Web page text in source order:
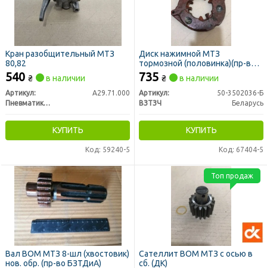
Кран разобщительный МТЗ
80,82
540 ₴ в наличии
Артикул:
А29.71.000
Пневматик г. Винница
КУПИТЬ
Код: 59240-5
Диск нажимной МТЗ
тормозной (половинка)(пр-во
ВЗТЗЧ)
735 ₴ в наличии
Артикул:
50-3502036-Б
ВЗТЗЧ
Беларусь
КУПИТЬ
Код: 67404-5
Вал ВОМ МТЗ 8-шл (хвостовик)
нов. обр. (пр-во БЗТДиА)
Сателлит ВОМ МТЗ с осью в
сб. (ДК)
Топ продаж